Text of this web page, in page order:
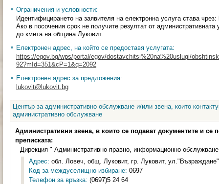
Ограничения и условности:
Идентифицирането на заявителя на електронна услуга става чрез:
Ако в посочения срок не получите резултат от
до кмета на община Луковит.
Електронен адрес, на който се предоставя услугата:
https://egov.bg/wps/portal/egov/dostavchitsi%20na%20uslugi/
92?mId=351&cP=1&q=2092
Електронен адрес за предложения:
lukovit@lukovit.bg
Център за административно обслужване и/или звена, които
административно обслужване
Административни звена, в които се подават документите и се
преписката:
Дирекция " Административно-правно, информационно
Адрес: обл. Ловеч, общ. Луковит, гр. Луковит,
Код за междуселищно избиране: 0697
Телефон за връзка: (0697)5 24 64